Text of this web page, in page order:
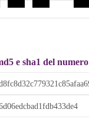
e sha1 del numero